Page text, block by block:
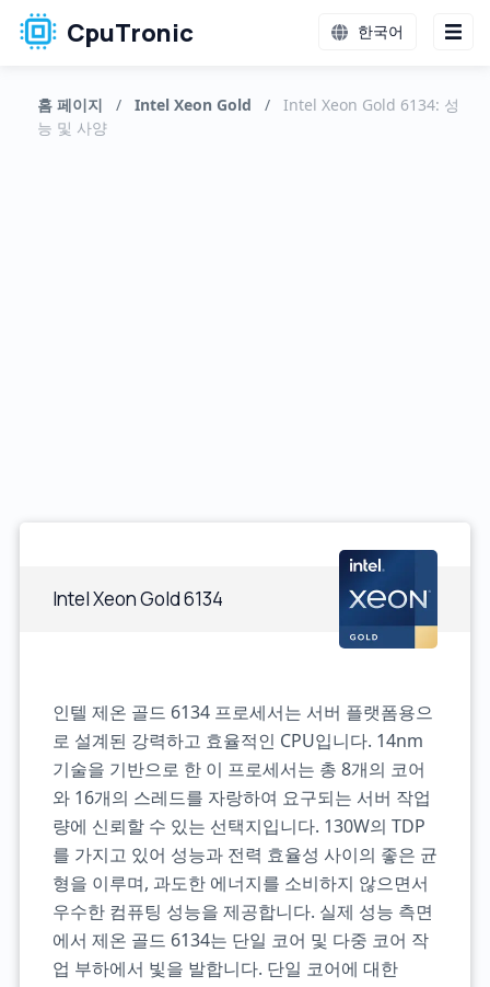
CpuTronic 한국어
홈 페이지 / Intel Xeon Gold /
Intel Xeon Gold 6134: 성
능 및 사양
Intel Xeon Gold 6134
인텔 제온 골드 6134 프로세서는 서버 플랫폼용으
로 설계된 강력하고 효율적인 CPU입니다. 14nm
기술을 기반으로 한 이 프로세서는 총 8개의 코어
와 16개의 스레드를 자랑하여 요구되는 서버 작업
량에 신뢰할 수 있는 선택지입니다. 130W의 TDP
를 가지고 있어 성능과 전력 효율성 사이의 좋은 균
형을 이루며, 과도한 에너지를 소비하지 않으면서
우수한 컴퓨팅 성능을 제공합니다. 실제 성능 측면
에서 제온 골드 6134는 단일 코어 및 다중 코어 작
업 부하에서 빛을 발합니다. 단일 코어에 대한